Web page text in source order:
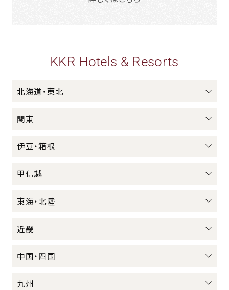
KKR Hotels & Resorts
北海道・東北
関東
伊豆・箱根
甲信越
東海・北陸
近畿
中国・四国
九州